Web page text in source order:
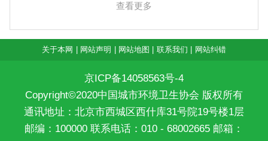
查看更多
关于本网 网站声明 网站地图 联系我们 网站纠错
京ICP备14058563号-4
Copyright©2020中国城市环境卫生协会 版权所有
通讯地址：北京市西城区西什库31号院19号楼1层
邮编：100000 联系电话：010 - 68002665 邮箱：